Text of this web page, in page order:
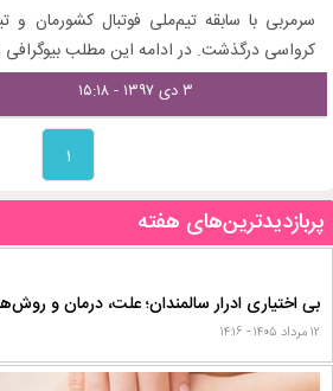
سرمربی با سابقه تیم‌ملی فوتبال کشورمان
کرواسی درگذشت. در ادامه این مطلب بیوگرافی
۳ دی ۱۳۹۷ - ۱۵:۱۸
۱
پربازدیدترین‌های هفته
بی اختیاری ادرار سالمندان؛ علت، درمان و
۱۲ مرداد ۱۴۰۵ - ۱۴:۱۶